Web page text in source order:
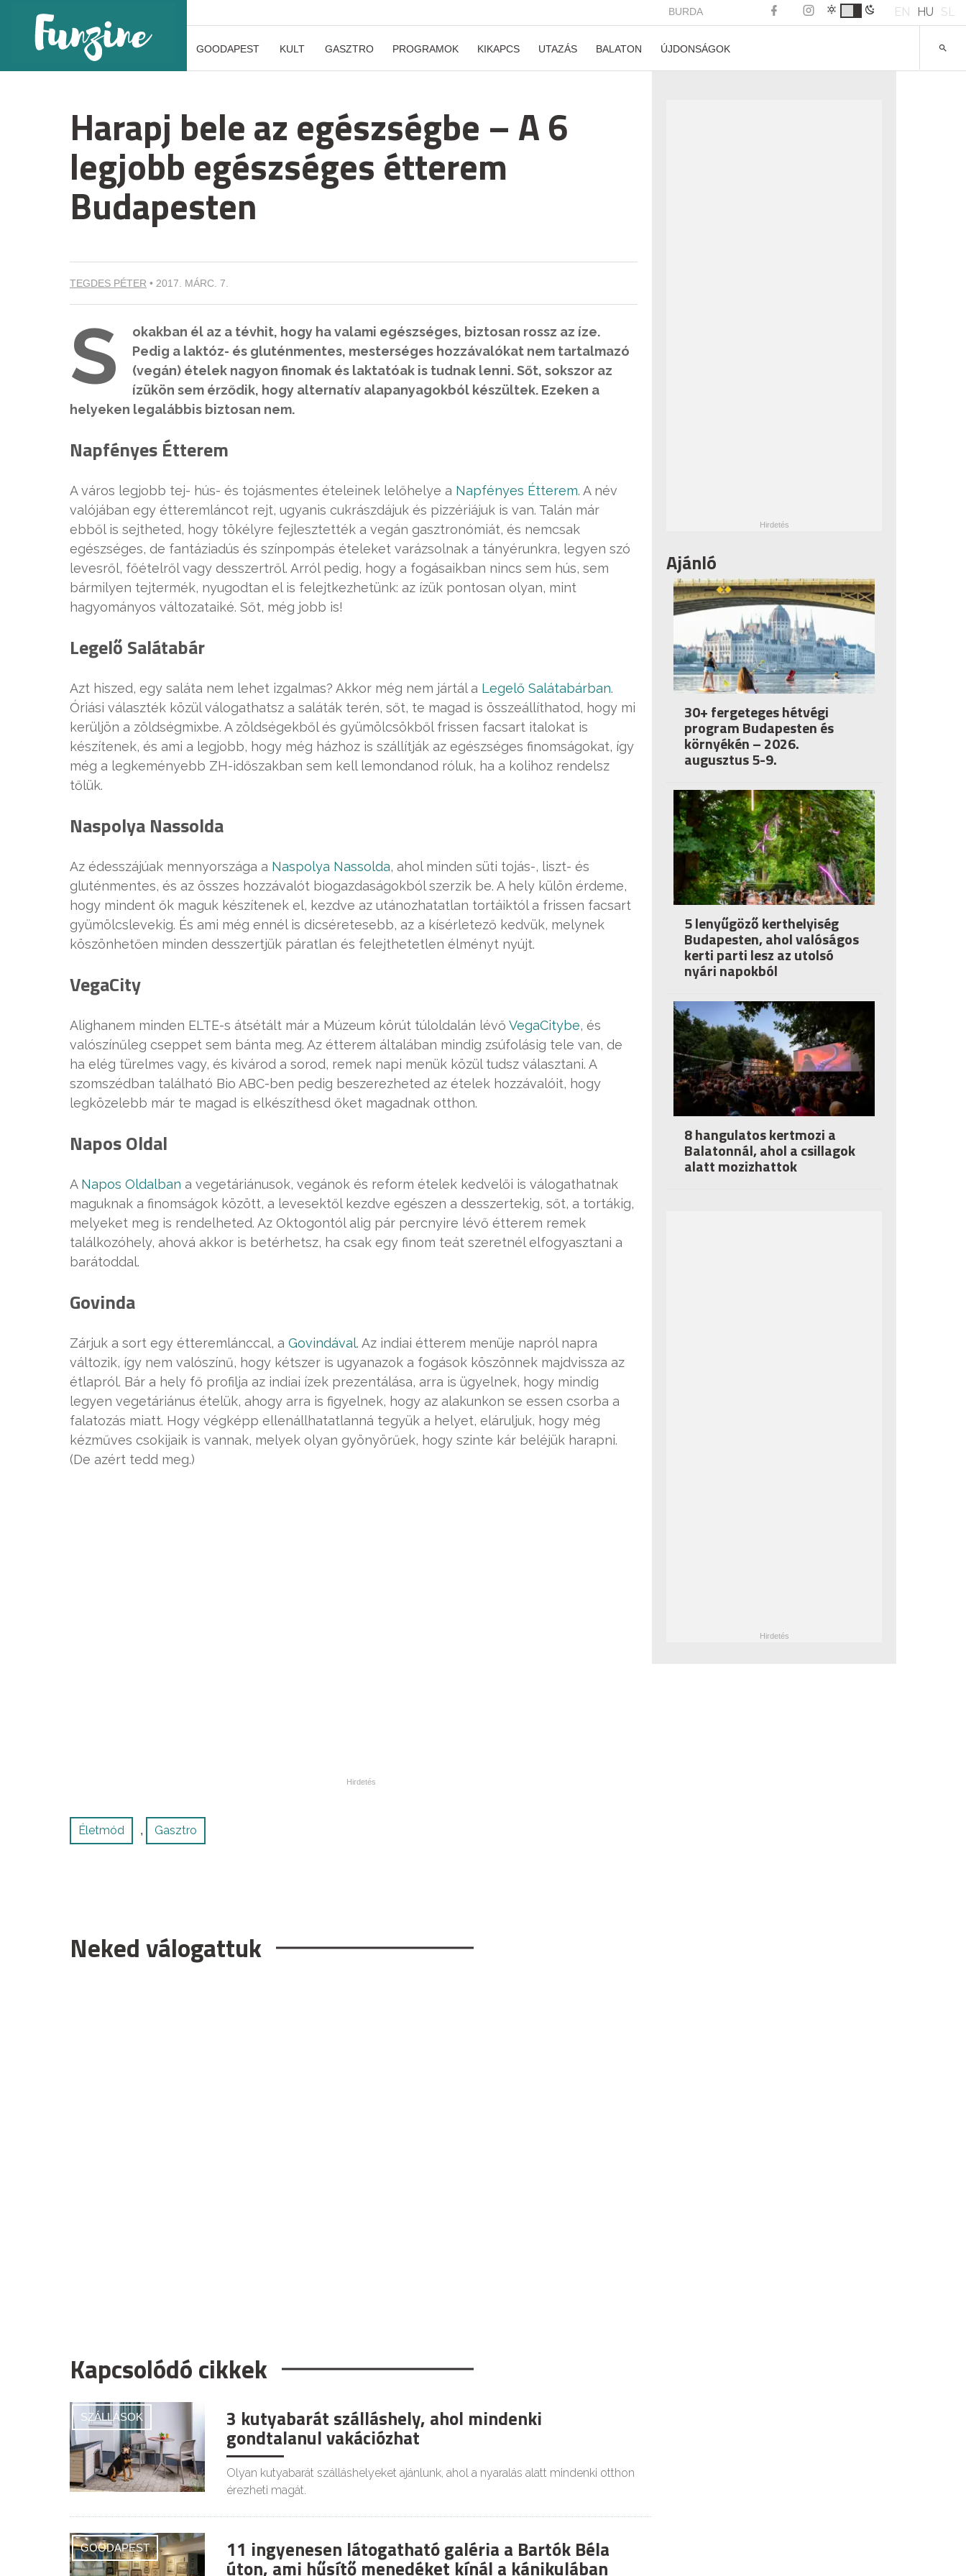
BURDA EN HU SL
GOODAPEST KULT GASZTRO PROGRAMOK KIKAPCS UTAZÁS BALATON ÚJDONSÁGOK
Harapj bele az egészségbe – A 6
legjobb egészséges étterem
Budapesten
TEGDES PÉTER • 2017. MÁRC. 7.
S
okakban él az a tévhit, hogy ha valami egészséges, biztosan rossz az íze.
Pedig a laktóz- és gluténmentes, mesterséges hozzávalókat nem tartalmazó
(vegán) ételek nagyon finomak és laktatóak is tudnak lenni. Sőt, sokszor az
ízükön sem érződik, hogy alternatív alapanyagokból készültek. Ezeken a
helyeken legalábbis biztosan nem.
Napfényes Étterem
A város legjobb tej- hús- és tojásmentes ételeinek lelőhelye a Napfényes Étterem. A név
valójában egy étteremláncot rejt, ugyanis cukrászdájuk és pizzériájuk is van. Talán már
ebből is sejtheted, hogy tökélyre fejlesztették a vegán gasztronómiát, és nemcsak
egészséges, de fantáziadús és színpompás ételeket varázsolnak a tányérunkra, legyen szó
levesről, főételről vagy desszertről. Arról pedig, hogy a fogásaikban nincs sem hús, sem
bármilyen tejtermék, nyugodtan el is felejtkezhetünk: az ízük pontosan olyan, mint
hagyományos változataiké. Sőt, még jobb is!
Legelő Salátabár
Azt hiszed, egy saláta nem lehet izgalmas? Akkor még nem jártál a Legelő Salátabárban.
Óriási választék közül válogathatsz a saláták terén, sőt, te magad is összeállíthatod, hogy mi
kerüljön a zöldségmixbe. A zöldségekből és gyümölcsökből frissen facsart italokat is
készítenek, és ami a legjobb, hogy még házhoz is szállítják az egészséges finomságokat, így
még a legkeményebb ZH-időszakban sem kell lemondanod róluk, ha a kolihoz rendelsz
tőlük.
Naspolya Nassolda
Az édesszájúak mennyországa a Naspolya Nassolda, ahol minden süti tojás-, liszt- és
gluténmentes, és az összes hozzávalót biogazdaságokból szerzik be. A hely külön érdeme,
hogy mindent ők maguk készítenek el, kezdve az utánozhatatlan tortáiktól a frissen facsart
gyümölcslevekig. És ami még ennél is dicséretesebb, az a kísérletező kedvük, melynek
köszönhetően minden desszertjük páratlan és felejthetetlen élményt nyújt.
VegaCity
Alighanem minden ELTE-s átsétált már a Múzeum körút túloldalán lévő VegaCitybe, és
valószínűleg cseppet sem bánta meg. Az étterem általában mindig zsúfolásig tele van, de
ha elég türelmes vagy, és kivárod a sorod, remek napi menük közül tudsz választani. A
szomszédban található Bio ABC-ben pedig beszerezheted az ételek hozzávalóit, hogy
legközelebb már te magad is elkészíthesd őket magadnak otthon.
Napos Oldal
A Napos Oldalban a vegetáriánusok, vegánok és reform ételek kedvelői is válogathatnak
maguknak a finomságok között, a levesektől kezdve egészen a desszertekig, sőt, a tortákig,
melyeket meg is rendelheted. Az Oktogontól alig pár percnyire lévő étterem remek
találkozóhely, ahová akkor is betérhetsz, ha csak egy finom teát szeretnél elfogyasztani a
barátoddal.
Govinda
Zárjuk a sort egy étteremlánccal, a Govindával. Az indiai étterem menüje napról napra
változik, így nem valószínű, hogy kétszer is ugyanazok a fogások köszönnek majdvissza az
étlapról. Bár a hely fő profilja az indiai ízek prezentálása, arra is ügyelnek, hogy mindig
legyen vegetáriánus ételük, ahogy arra is figyelnek, hogy az alakunkon se essen csorba a
falatozás miatt. Hogy végképp ellenállhatatlanná tegyük a helyet, eláruljuk, hogy még
kézműves csokijaik is vannak, melyek olyan gyönyörűek, hogy szinte kár beléjük harapni.
(De azért tedd meg.)
Életmód , Gasztro
Neked válogattuk
Kapcsolódó cikkek
SZÁLLÁSOK 3 kutyabarát szálláshely, ahol mindenki
gondtalanul vakációzhat
Olyan kutyabarát szálláshelyeket ajánlunk, ahol a nyaralás alatt mindenki otthon
érezheti magát.
GOODAPEST 11 ingyenesen látogatható galéria a Bartók Béla
úton, ami hűsítő menedéket kínál a kánikulában
Ajánló
30+ fergeteges hétvégi
program Budapesten és
környékén – 2026.
augusztus 5-9.
5 lenyűgöző kerthelyiség
Budapesten, ahol valóságos
kerti parti lesz az utolsó
nyári napokból
8 hangulatos kertmozi a
Balatonnál, ahol a csillagok
alatt mozizhattok